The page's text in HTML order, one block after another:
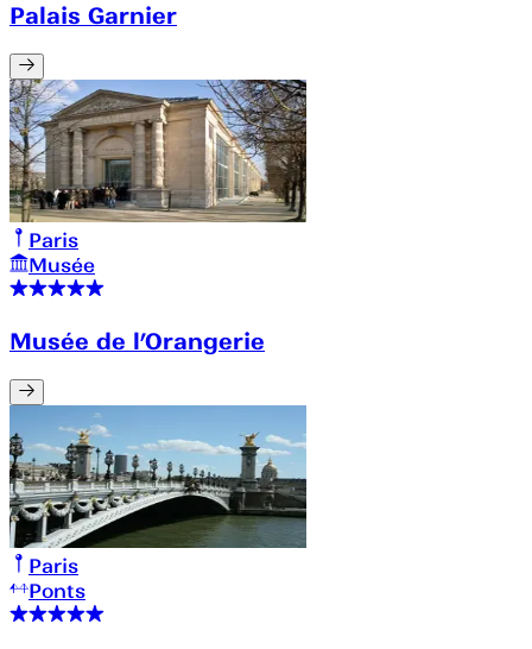
Palais Garnier
Paris
Musée
Musée de l’Orangerie
Paris
Ponts